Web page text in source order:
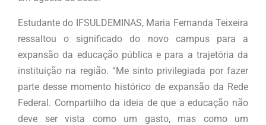
Estudante do IFSULDEMINAS, Maria Fernanda Teixeira
ressaltou o significado do novo campus para a
expansão da educação pública e para a trajetória da
instituição na região. “Me sinto privilegiada por fazer
parte desse momento histórico de expansão da Rede
Federal. Compartilho da ideia de que a educação não
deve ser vista como um gasto, mas como um